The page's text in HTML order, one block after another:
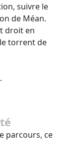
suivre le
de Méan.
droit en
torrent de
parcours, ce